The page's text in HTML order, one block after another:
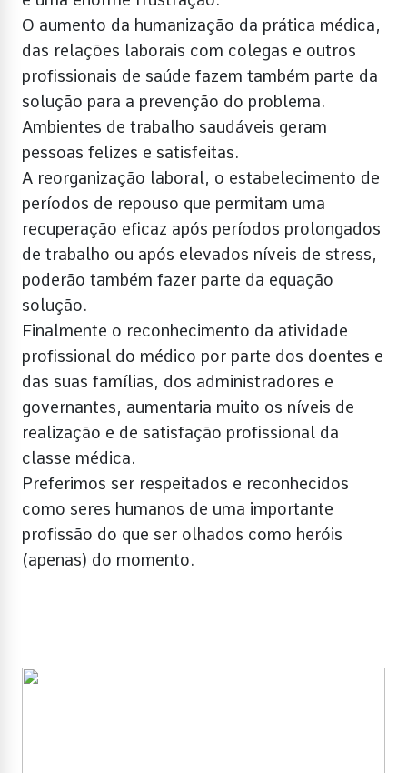
O aumento da humanização da prática médica,
das relações laborais com colegas e outros
profissionais de saúde fazem também parte da
solução para a prevenção do problema.
Ambientes de trabalho saudáveis geram
pessoas felizes e satisfeitas.
A reorganização laboral, o estabelecimento de
períodos de repouso que permitam uma
recuperação eficaz após períodos prolongados
de trabalho ou após elevados níveis de stress,
poderão também fazer parte da equação
solução.
Finalmente o reconhecimento da atividade
profissional do médico por parte dos doentes e
das suas famílias, dos administradores e
governantes, aumentaria muito os níveis de
realização e de satisfação profissional da
classe médica.
Preferimos ser respeitados e reconhecidos
como seres humanos de uma importante
profissão do que ser olhados como heróis
(apenas) do momento.